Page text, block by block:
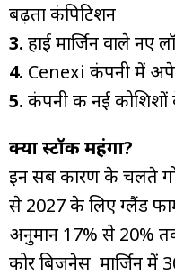
बढ़ता कंपिटिशन
3. हाई मार्जिन वाले नए
4. Cenexi कंपनी में
5. कंपनी की नई
क्या स्टॉक महंगा?
इन सब कारण के चलते
से 2027 के लिए ग्लैंड
अनुमान 17% से 20%
कोर बिजनेस मार्जिन में